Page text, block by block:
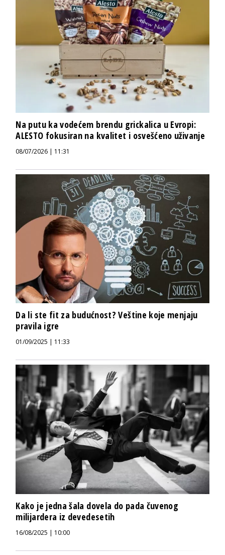
Na putu ka vodećem brendu grickalica u Evropi:
ALESTO fokusiran na kvalitet i osvešćeno uživanje
08/07/2026 | 11:31
Da li ste fit za budućnost? Veštine koje menjaju
pravila igre
01/09/2025 | 11:33
Kako je jedna šala dovela do pada čuvenog
milijardera iz devedesetih
16/08/2025 | 10:00